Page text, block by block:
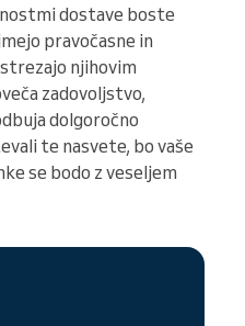
dostave boste
pravočasne in
njihovim
zadovoljstvo,
dolgoročno
te nasvete, bo vaše
se bodo z veseljem